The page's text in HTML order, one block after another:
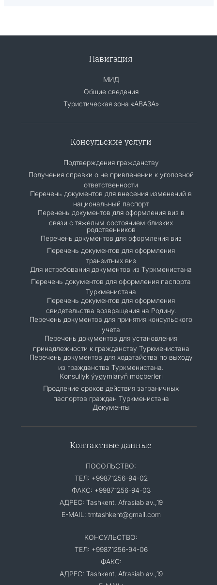
Навигация
МИД
Общие сведения
Туристическая зона «АВАЗА»
Консульские услуги
Подтверждения гражданству
Получения справки о не привлечении к уголовной
ответственности
Перечень документов для внесения изменений в
национальный паспорт
Перечень документов для оформления виз в
связи с тяжелым состоянием близких
родственников
Перечень документов для оформления виз
Перечень документов для оформления
транзитных виз
Для истребования документов из Туркменистана
Перечень документов для оформления паспорта
Туркменистана
Перечень документов для оформления
свидетельства возвращения на Родину.
Перечень документов для принятия консульского
учета
Перечень документов для установления
принадлежности к гражданству Туркменистана
Перечень документов для ходатайства по выходу
из гражданства Туркменистана.
Кonsullyk ýygymlaryň möçberleri
Продление сроков действия заграничных
паспортов граждан Туркменистана
Документы
Контактные данные
ПОСОЛЬСТВО:
ТЕЛ: +99871256-94-02
ФАКС: +99871256-94-03
АДРЕС: Tashkent, Afrasiab av.,19
E-MAIL: tmtashkent@gmail.com
КОНСУЛЬСТВО:
ТЕЛ: +99871256-94-06
ФАКС:
АДРЕС: Tashkent, Afrasiab av.,19